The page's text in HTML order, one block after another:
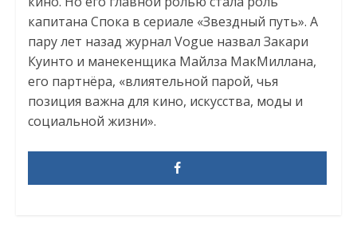
капитана Спока в сериале «Звездный путь». А
пару лет назад журнал Vogue назвал Закари
Куинто и манекенщика Майлза МакМиллана,
его партнёра, «влиятельной парой, чья
позиция важна для кино, искусства, моды и
социальной жизни».